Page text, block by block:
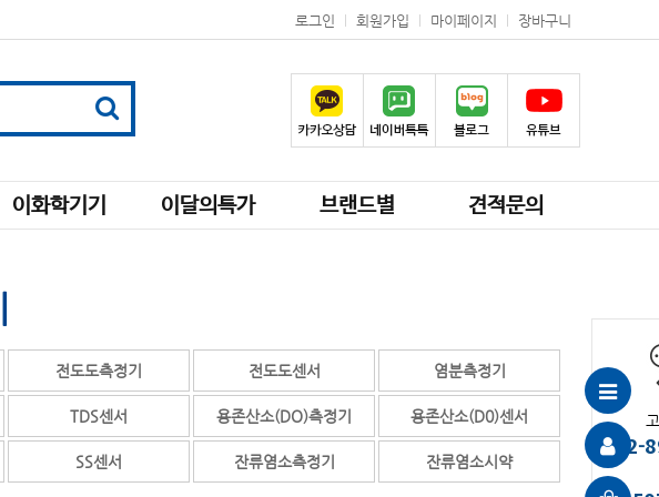
로그인 회원가입 마이페이지 장바구니
이화학기기 이달의특가 브랜드별 견적문의
02-
전도도측정기 전도도센서 염분측정기
TDS센서 용존산소(DO)측정기 용존산소(D0)센서
SS센서 잔류염소측정기 잔류염소시약